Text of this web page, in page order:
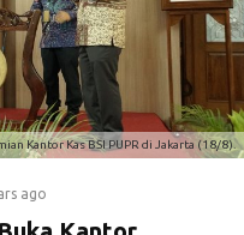
Kantor Kas BSI PUPR di Jakarta (18/8).
ago